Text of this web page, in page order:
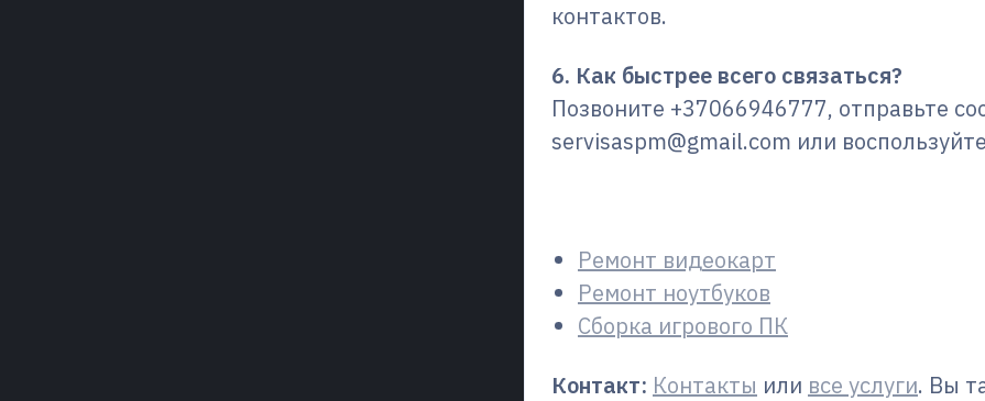
контактов.
6. Как быстрее всего связаться?
Позвоните +37066946777, отправьте
servisaspm@gmail.com или
Ремонт видеокарт
Ремонт ноутбуков
Сборка игрового ПК
Контакт: Контакты или все услуги. Вы